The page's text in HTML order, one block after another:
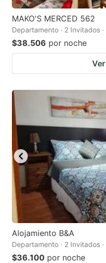
MAKO'S MERCED 562
Departamento · 2 Invitados
$38.506 por noche
Alojamiento B&A
Departamento · 2 Invitados
$36.100 por noche